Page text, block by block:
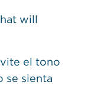
will
el tono
se sienta